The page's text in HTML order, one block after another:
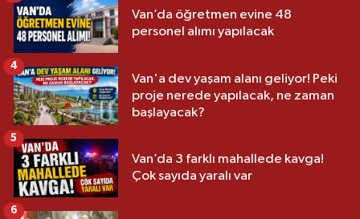
Van’da öğretmen evine 48
personel alımı yapılacak
Van'a dev yaşam alanı geliyor! Peki
proje nerede yapılacak, ne zaman
başlayacak?
4
Van’da 3 farklı mahallede kavga!
Çok sayıda yaralı var
5
6